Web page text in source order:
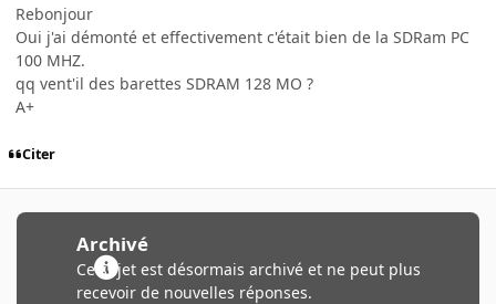
Rebonjour
Oui j'ai démonté et effectivement c'était bien de la SDRam PC
100 MHZ.
qq vent'il des barettes SDRAM 128 MO ?
A+
Citer
Archivé
Ce sujet est désormais archivé et ne peut plus
recevoir de nouvelles réponses.